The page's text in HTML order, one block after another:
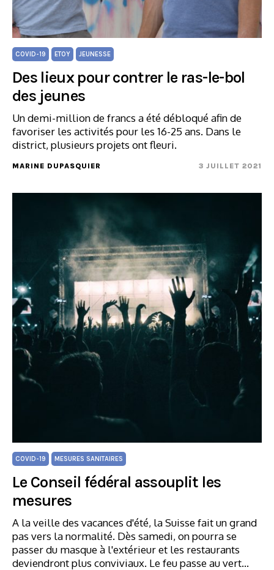
COVID-19 ETOY JEUNESSE
Des lieux pour contrer le ras-le-bol
des jeunes
Un demi-million de francs a été débloqué afin de
favoriser les activités pour les 16-25 ans. Dans le
district, plusieurs projets ont fleuri.
MARINE DUPASQUIER 3 JUILLET 2021
COVID-19 MESURES SANITAIRES
Le Conseil fédéral assouplit les
mesures
A la veille des vacances d'été, la Suisse fait un grand
pas vers la normalité. Dès samedi, on pourra se
passer du masque à l'extérieur et les restaurants
deviendront plus conviviaux. Le feu passe au vert…